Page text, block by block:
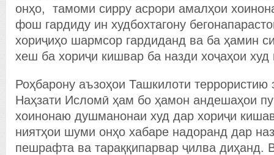
онҳо, тамоми сирру асрори амалҳои
фош гардиду ин худбохтагону
хориҷиҳо шармсор гардиданд ва ба ҳамин
хеш ба хориҷи кишвар ба назди хоҷаҳои худ
Роҳбарону аъзоҳои Ташкилоти террористию
Наҳзати Исломӣ ҳам бо ҳамон андешаҳои
хоинонаю душманонаи худ дар хориҷи
ниятҳои шуми онҳо хабаре надоранд дар
пешрафта ва тараққипарвар ҷилва диҳанд.